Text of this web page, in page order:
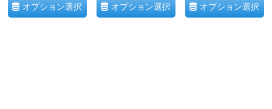
オプション選択 オプション選択 オプション選択